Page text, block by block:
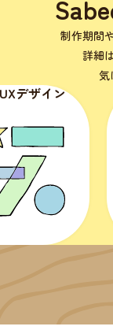
制作期間
詳細
気
Webサイ
（ホームペー